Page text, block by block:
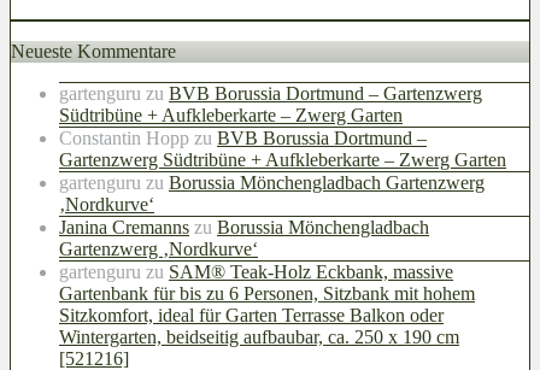
Neueste Kommentare
gartenguru zu BVB Borussia Dortmund – Gartenzwerg
Südtribüne + Aufkleberkarte – Zwerg Garten
Constantin Hopp zu BVB Borussia Dortmund –
Gartenzwerg Südtribüne + Aufkleberkarte – Zwerg Garten
gartenguru zu Borussia Mönchengladbach Gartenzwerg
‚Nordkurve‘
Janina Cremanns zu Borussia Mönchengladbach
Gartenzwerg ‚Nordkurve‘
gartenguru zu SAM® Teak-Holz Eckbank, massive
Gartenbank für bis zu 6 Personen, Sitzbank mit hohem
Sitzkomfort, ideal für Garten Terrasse Balkon oder
Wintergarten, beidseitig aufbaubar, ca. 250 x 190 cm
[521216]